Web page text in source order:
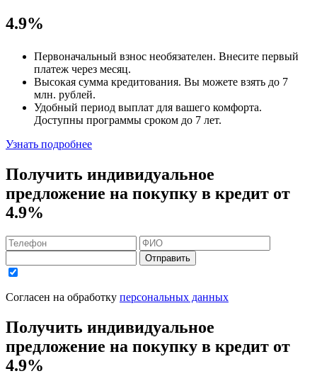
4.9%
Первоначальный взнос необязателен. Внесите первый
платеж через месяц.
Высокая сумма кредитования. Вы можете взять до 7
млн. рублей.
Удобный период выплат для вашего комфорта.
Доступны программы сроком до 7 лет.
Узнать подробнее
Получить индивидуальное
предложение на покупку в кредит от
4.9%
Отправить
Согласен на обработку персональных данных
Получить индивидуальное
предложение на покупку в кредит от
4.9%